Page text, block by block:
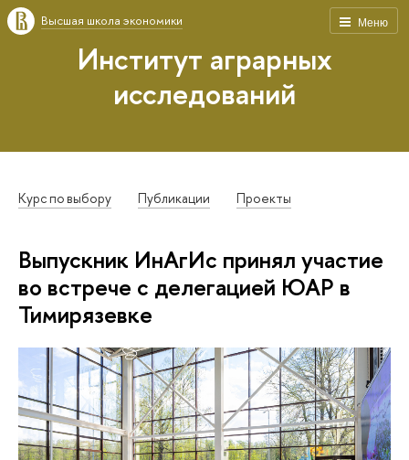
Меню
Высшая школа экономики
Институт аграрных
исследований
Курс по выбору Публикации Проекты
Выпускник ИнАгИс принял участие
во встрече с делегацией ЮАР в
Тимирязевке